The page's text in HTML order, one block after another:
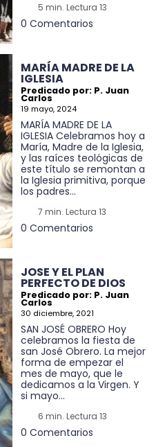
5 min. Lectura 13
0 Comentarios
MARÍA MADRE DE LA
IGLESIA
Predicado por: P. Juan
Carlos
19 mayo, 2024
MARÍA MADRE DE LA
IGLESIA Celebramos hoy a
María, Madre de la Iglesia,
y las raíces teológicas de
este título se remontan a
la Iglesia primitiva, porque
los padres...
7 min. Lectura 13
0 Comentarios
JOSE Y EL PLAN
PERFECTO DE DIOS
Predicado por: P. Juan
Carlos
30 diciembre, 2021
SAN JOSÉ OBRERO Hoy
celebramos la fiesta de
san José Obrero. La mejor
forma de empezar el
mes de mayo, que le
dedicamos a la Virgen. Y
si mayo...
6 min. Lectura 13
0 Comentarios